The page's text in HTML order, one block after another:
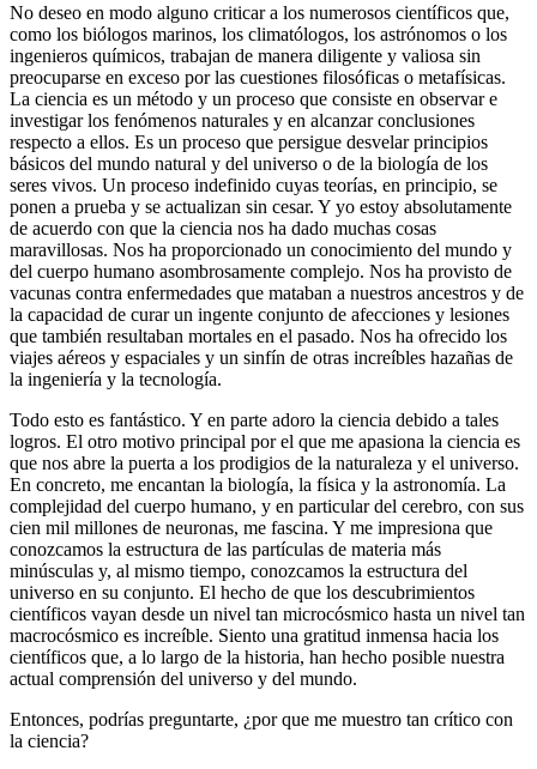
No deseo en modo alguno criticar a los numerosos científicos que,
como los biólogos marinos, los climatólogos, los astrónomos o los
ingenieros químicos, trabajan de manera diligente y valiosa sin
preocuparse en exceso por las cuestiones filosóficas o metafísicas.
La ciencia es un método y un proceso que consiste en observar e
investigar los fenómenos naturales y en alcanzar conclusiones
respecto a ellos. Es un proceso que persigue desvelar principios
básicos del mundo natural y del universo o de la biología de los
seres vivos. Un proceso indefinido cuyas teorías, en principio, se
ponen a prueba y se actualizan sin cesar. Y yo estoy absolutamente
de acuerdo con que la ciencia nos ha dado muchas cosas
maravillosas. Nos ha proporcionado un conocimiento del mundo y
del cuerpo humano asombrosamente complejo. Nos ha provisto de
vacunas contra enfermedades que mataban a nuestros ancestros y de
la capacidad de curar un ingente conjunto de afecciones y lesiones
que también resultaban mortales en el pasado. Nos ha ofrecido los
viajes aéreos y espaciales y un sinfín de otras increíbles hazañas de
la ingeniería y la tecnología.
Todo esto es fantástico. Y en parte adoro la ciencia debido a tales
logros. El otro motivo principal por el que me apasiona la ciencia es
que nos abre la puerta a los prodigios de la naturaleza y el universo.
En concreto, me encantan la biología, la física y la astronomía. La
complejidad del cuerpo humano, y en particular del cerebro, con sus
cien mil millones de neuronas, me fascina. Y me impresiona que
conozcamos la estructura de las partículas de materia más
minúsculas y, al mismo tiempo, conozcamos la estructura del
universo en su conjunto. El hecho de que los descubrimientos
científicos vayan desde un nivel tan microcósmico hasta un nivel tan
macrocósmico es increíble. Siento una gratitud inmensa hacia los
científicos que, a lo largo de la historia, han hecho posible nuestra
actual comprensión del universo y del mundo.
Entonces, podrías preguntarte, ¿por que me muestro tan crítico con
la ciencia?